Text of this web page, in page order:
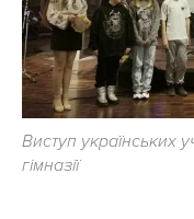
Виступ українських
гімназії